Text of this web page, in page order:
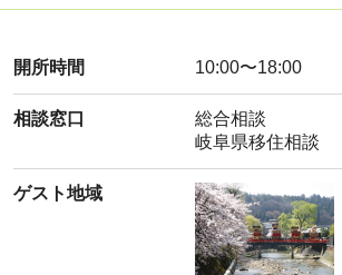
開所時間 10:00〜18:00
相談窓口
総合相談
岐阜県移住相談
ゲスト地域